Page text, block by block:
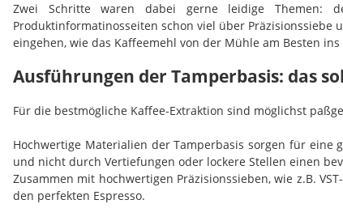
Zwei Schritte waren dabei gerne leidige Themen:
Produktinformatinosseiten schon viel über
eingehen, wie das Kaffeemehl von der Mühle am Besten
Ausführungen der Tamperbasis: das
Für die bestmögliche Kaffee-Extraktion sind möglichst
Hochwertige Materialien der Tamperbasis sorgen für eine
und nicht durch Vertiefungen oder lockere Stellen einen
Zusammen mit hochwertigen Präzisionssieben, wie z.B.
den perfekten Espresso.